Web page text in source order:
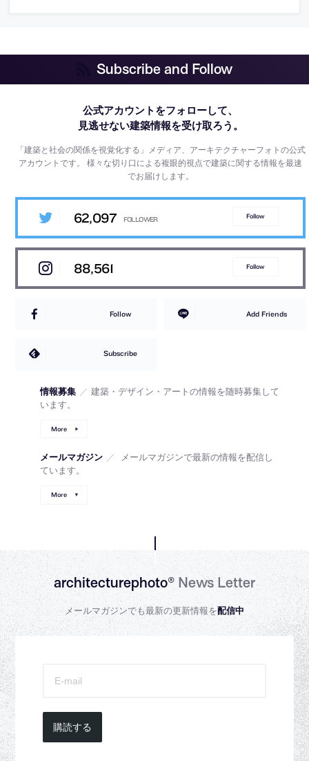
Subscribe and Follow
公式アカウントをフォローして、
見逃せない建築情報を受け取ろう。
「建築と社会の関係を視覚化する」メディア、アーキテクチャーフォトの公式
アカウントです。様々な切り口による複眼的視点で建築に関する情報を最速
でお届けします。
62,097 Follow
88,561 Follow
Follow Add Friends
Subscribe
情報募集 ／ 建築・デザイン・アートの情報を随時募集して
います。
More
メールマガジン ／
メールマガジンで最新の情報を配信し
ています。
More
architecturephoto®News Letter
メールマガジンでも最新の更新情報を配信中
購読する